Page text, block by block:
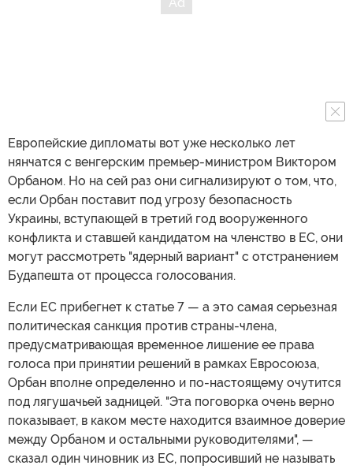
Европейские дипломаты вот уже несколько лет
нянчатся с венгерским премьер-министром Виктором
Орбаном. Но на сей раз они сигнализируют о том, что,
если Орбан поставит под угрозу безопасность
Украины, вступающей в третий год вооруженного
конфликта и ставшей кандидатом на членство в ЕС, они
могут рассмотреть "ядерный вариант" с отстранением
Будапешта от процесса голосования.
Если ЕС прибегнет к статье 7 — а это самая серьезная
политическая санкция против страны-члена,
предусматривающая временное лишение ее права
голоса при принятии решений в рамках Евросоюза,
Орбан вполне определенно и по-настоящему очутится
под лягушачьей задницей. "Эта поговорка очень верно
показывает, в каком месте находится взаимное доверие
между Орбаном и остальными руководителями", —
сказал один чиновник из ЕС, попросивший не называть